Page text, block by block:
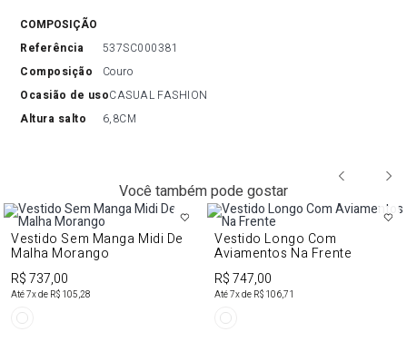
COMPOSIÇÃO
referência
537SC000381
composição
Couro
ocasião de usoCASUAL FASHION
altura salto
6,8CM
Você também pode gostar
Vestido Sem Manga Midi De
Malha Morango
R$ 737,00
Até7x de R$ 105,28
Vestido Longo Com
Aviamentos Na Frente
R$ 747,00
Até7x de R$ 106,71